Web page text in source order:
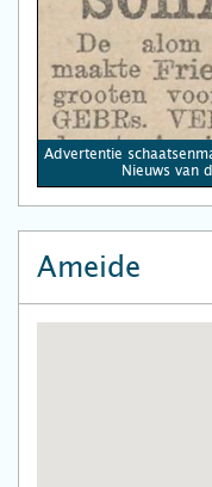
Advertentie
Nieuws van
Ameide